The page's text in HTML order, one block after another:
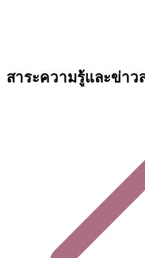
สาระความรู้และข่าว